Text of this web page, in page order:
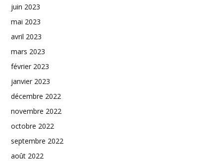
juin 2023
mai 2023
avril 2023
mars 2023
février 2023
janvier 2023
décembre 2022
novembre 2022
octobre 2022
septembre 2022
août 2022